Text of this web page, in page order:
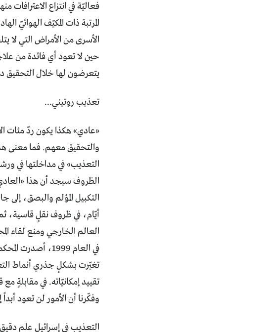
فعاليّة في انتزاع الاعترافات
المرتبة ذات المكيّف الهوائيّ
الأسرى من الأمراض التي لا
حين لا تعود أي فائدة من
يتعرضون لها خلال التحقيق
تعذيب روتيني...
«عادي» هكذا يكون ردّ مئات
والتحقيق معهم. فما معنى
الظروف سيجد أن هذا «العادي»
التكبيل المؤلم والبصق،
أيّام، في ظروف نقلٍ قاسية،
العالم الخارجي ومنع لقاء
في العام 1999،
تغيّرت بشكلٍ جذري أنماط
تقييد إمكانيّاته. في مقابلةٍ
وفكّرنا أن الأمور لن تعود
التعذيب في إسرائيل علم دقيق